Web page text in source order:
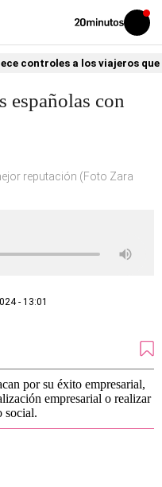
Volver
Iniciar
sesión
controles a los viajeros
españolas con
reputación (Foto Zara
- 13:01
por su éxito empresarial,
empresarial o realizar
social.